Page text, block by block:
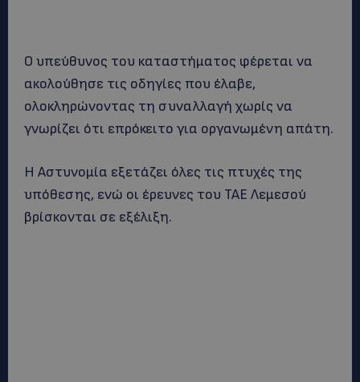
Ο υπεύθυνος του καταστήματος φέρεται να
ακολούθησε τις οδηγίες που έλαβε,
ολοκληρώνοντας τη συναλλαγή χωρίς να
γνωρίζει ότι επρόκειτο για οργανωμένη απάτη.
Η Αστυνομία εξετάζει όλες τις πτυχές της
υπόθεσης, ενώ οι έρευνες του ΤΑΕ Λεμεσού
βρίσκονται σε εξέλιξη.